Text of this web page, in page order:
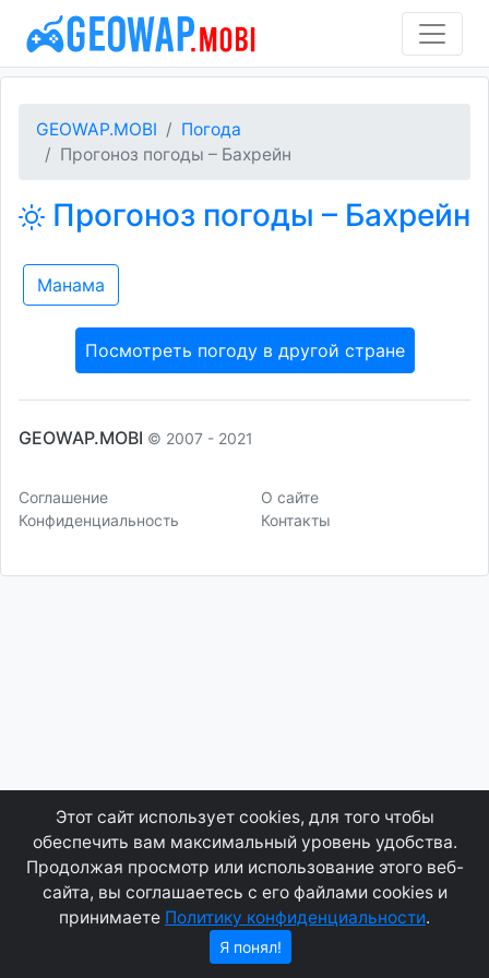
GEOWAP.MOBI
Погода
Прогоноз погоды – Бахрейн
Прогоноз погоды – Бахрейн
Манама
Посмотреть погоду в другой стране
GEOWAP.MOBI © 2007 - 2021
Соглашение
Конфиденциальность
О сайте
Контакты
Этот сайт использует cookies, для того чтобы
обеспечить вам максимальный уровень удобства.
Продолжая просмотр или использование этого веб-
сайта, вы соглашаетесь с его файлами cookies и
принимаете Политику конфиденциальности.
Я понял!